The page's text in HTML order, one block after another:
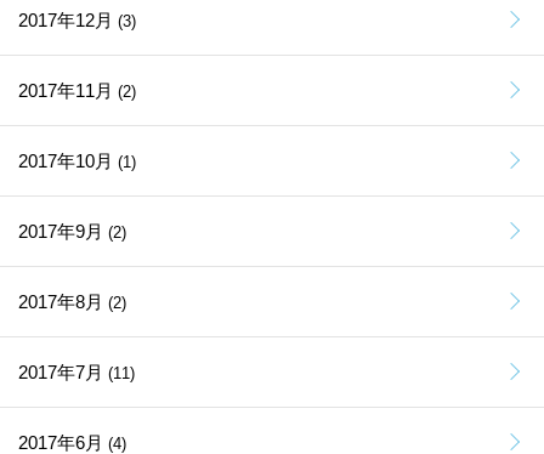
2017年12月 (3)
2017年11月 (2)
2017年10月 (1)
2017年9月 (2)
2017年8月 (2)
2017年7月 (11)
2017年6月 (4)